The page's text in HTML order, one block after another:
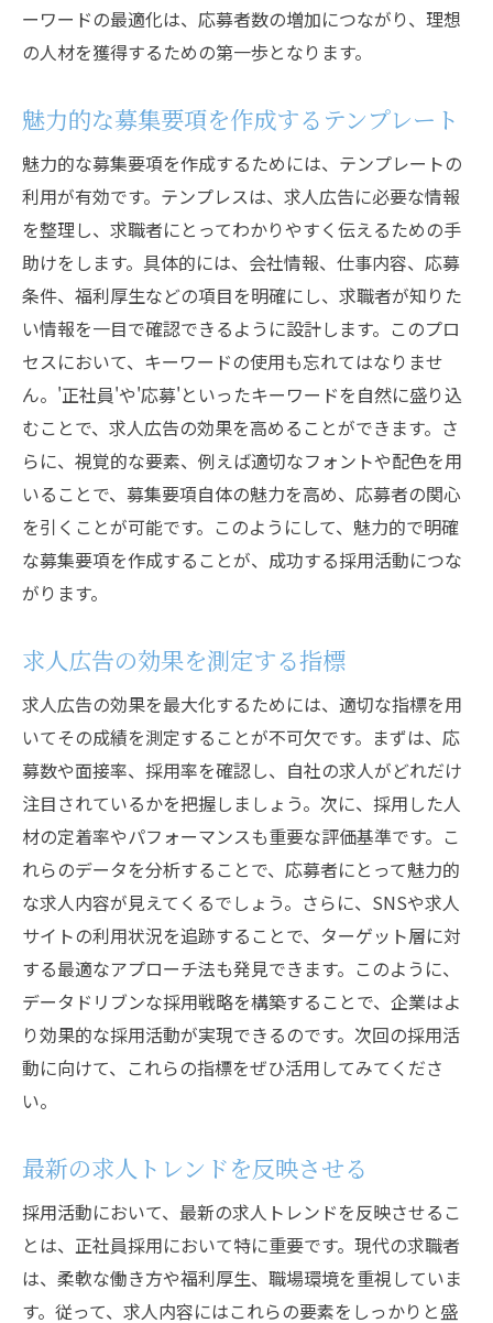
応募者視点を持った採用担当者の育成
求職者のニーズを理解するための調査
採用活動における企業と求職者のベストマッチ
を実現する方法
企業文化と求職者の価値観の一致
適材適所の人材配置戦略
長期的な視点での採用計画
求職者のスキルと企業ニーズのマッチング
相互の期待値を明確にするコミュニケーシ
ョン
採用面接でのリアルな職務情報提供
採用担当者必見の応募戦略の最前線と成功事例
最新の採用トレンドとその活用法
成功事例から学ぶ採用戦略の改善点
他社の成功をヒントにしたオリジナル戦略
採用戦略の再評価と最適化のポイント
ーワードの最適化は、応募者数の増加につながり、理想
の人材を獲得するための第一歩となります。
魅力的な募集要項を作成するテンプレート
魅力的な募集要項を作成するためには、テンプレートの
利用が有効です。テンプレスは、求人広告に必要な情報
を整理し、求職者にとってわかりやすく伝えるための手
助けをします。具体的には、会社情報、仕事内容、応募
条件、福利厚生などの項目を明確にし、求職者が知りた
い情報を一目で確認できるように設計します。このプロ
セスにおいて、キーワードの使用も忘れてはなりませ
ん。'正社員'や'応募'といったキーワードを自然に盛り込
むことで、求人広告の効果を高めることができます。さ
らに、視覚的な要素、例えば適切なフォントや配色を用
いることで、募集要項自体の魅力を高め、応募者の関心
を引くことが可能です。このようにして、魅力的で明確
な募集要項を作成することが、成功する採用活動につな
がります。
求人広告の効果を測定する指標
求人広告の効果を最大化するためには、適切な指標を用
いてその成績を測定することが不可欠です。まずは、応
募数や面接率、採用率を確認し、自社の求人がどれだけ
注目されているかを把握しましょう。次に、採用した人
材の定着率やパフォーマンスも重要な評価基準です。こ
れらのデータを分析することで、応募者にとって魅力的
な求人内容が見えてくるでしょう。さらに、SNSや求人
サイトの利用状況を追跡することで、ターゲット層に対
する最適なアプローチ法も発見できます。このように、
データドリブンな採用戦略を構築することで、企業はよ
り効果的な採用活動が実現できるのです。次回の採用活
動に向けて、これらの指標をぜひ活用してみてくださ
い。
最新の求人トレンドを反映させる
採用活動において、最新の求人トレンドを反映させるこ
とは、正社員採用において特に重要です。現代の求職者
は、柔軟な働き方や福利厚生、職場環境を重視していま
す。従って、求人内容にはこれらの要素をしっかりと盛